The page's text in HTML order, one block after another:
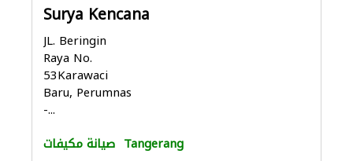
Surya Kencana
JL. Beringin
Raya No.
53Karawaci
Baru, Perumnas
-...
صيانة مكيفات Tangerang